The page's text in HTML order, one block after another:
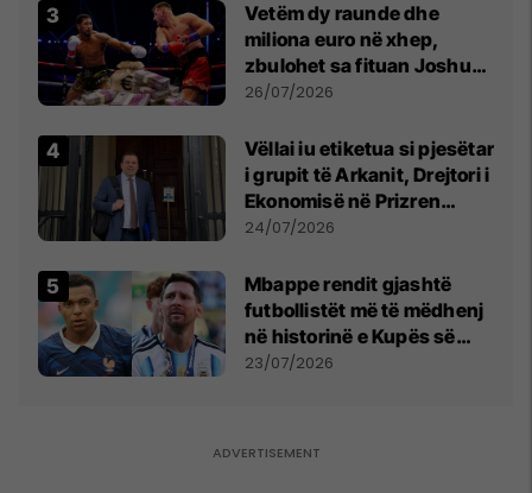
Vetëm dy raunde dhe
miliona euro në xhep,
zbulohet sa fituan Joshua
e Prenga
26/07/2026
Vëllai iu etiketua si pjesëtar
i grupit të Arkanit, Drejtori i
Ekonomisë në Prizren
mohon pretendimet
24/07/2026
Mbappe rendit gjashtë
futbollistët më të mëdhenj
në historinë e Kupës së
Botës, Messi mbetet i dyti
23/07/2026